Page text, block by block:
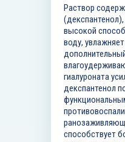
Раствор
высокой
воду,
гиалуроната
декспантенол
способствует